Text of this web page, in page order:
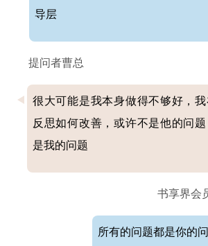
导层
提问者曹总
很大可能是我本身做得不够好，我
反思如何改善，或许不是他的问题
是我的问题
书享界会
所有的问题都是你的